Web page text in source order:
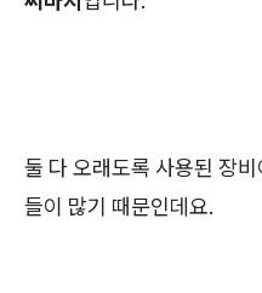
둘 다 오래도록 사용된 장
들이 많기 때문인데요.